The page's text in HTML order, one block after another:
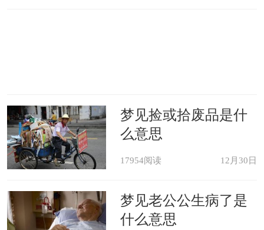
梦见捡或拾废品是什
么意思
17954阅读 12月30日
梦见老公公生病了是
什么意思